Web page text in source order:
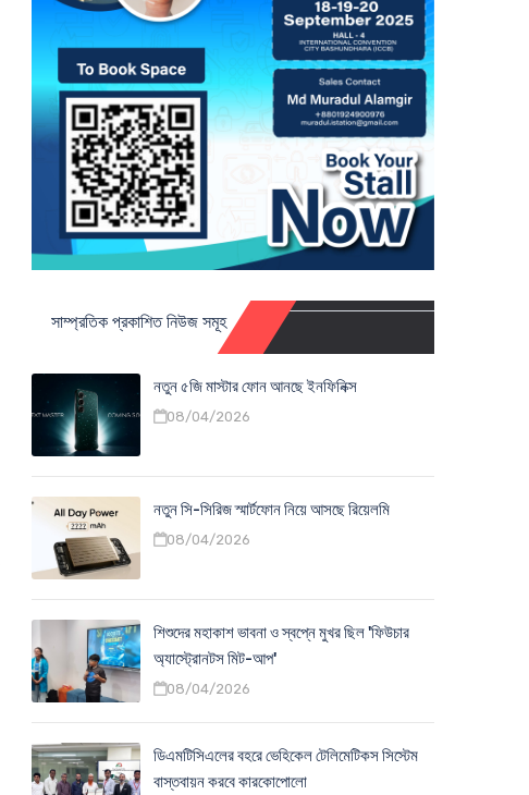
সাম্প্রতিক প্রকাশিত নিউজ সমূহ
নতুন ৫জি মাস্টার ফোন আনছে ইনফিনিক্স
08/04/2026
নতুন সি-সিরিজ স্মার্টফোন নিয়ে আসছে রিয়েলমি
08/04/2026
শিশুদের মহাকাশ ভাবনা ও স্বপ্নে মুখর ছিল 'ফিউচার
অ্যাস্ট্রোনটস মিট-আপ'
08/04/2026
ডিএমটিসিএলের বহরে ভেহিকেল টেলিমেটিকস সিস্টেম
বাস্তবায়ন করবে কারকোপোলো